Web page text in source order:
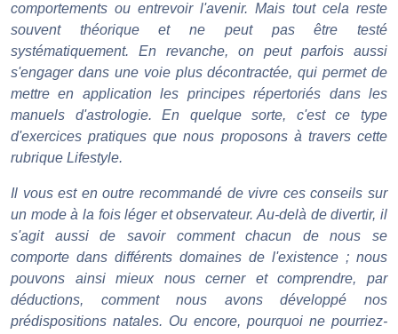
comportements ou entrevoir l'avenir. Mais tout cela reste
souvent théorique et ne peut pas être testé
systématiquement. En revanche, on peut parfois aussi
s'engager dans une voie plus décontractée, qui permet de
mettre en application les principes répertoriés dans les
manuels d'astrologie. En quelque sorte, c'est ce type
d'exercices pratiques que nous proposons à travers cette
rubrique Lifestyle.
Il vous est en outre recommandé de vivre ces conseils sur
un mode à la fois léger et observateur. Au-delà de divertir, il
s'agit aussi de savoir comment chacun de nous se
comporte dans différents domaines de l'existence ; nous
pouvons ainsi mieux nous cerner et comprendre, par
déductions, comment nous avons développé nos
prédispositions natales. Ou encore, pourquoi ne pourriez-